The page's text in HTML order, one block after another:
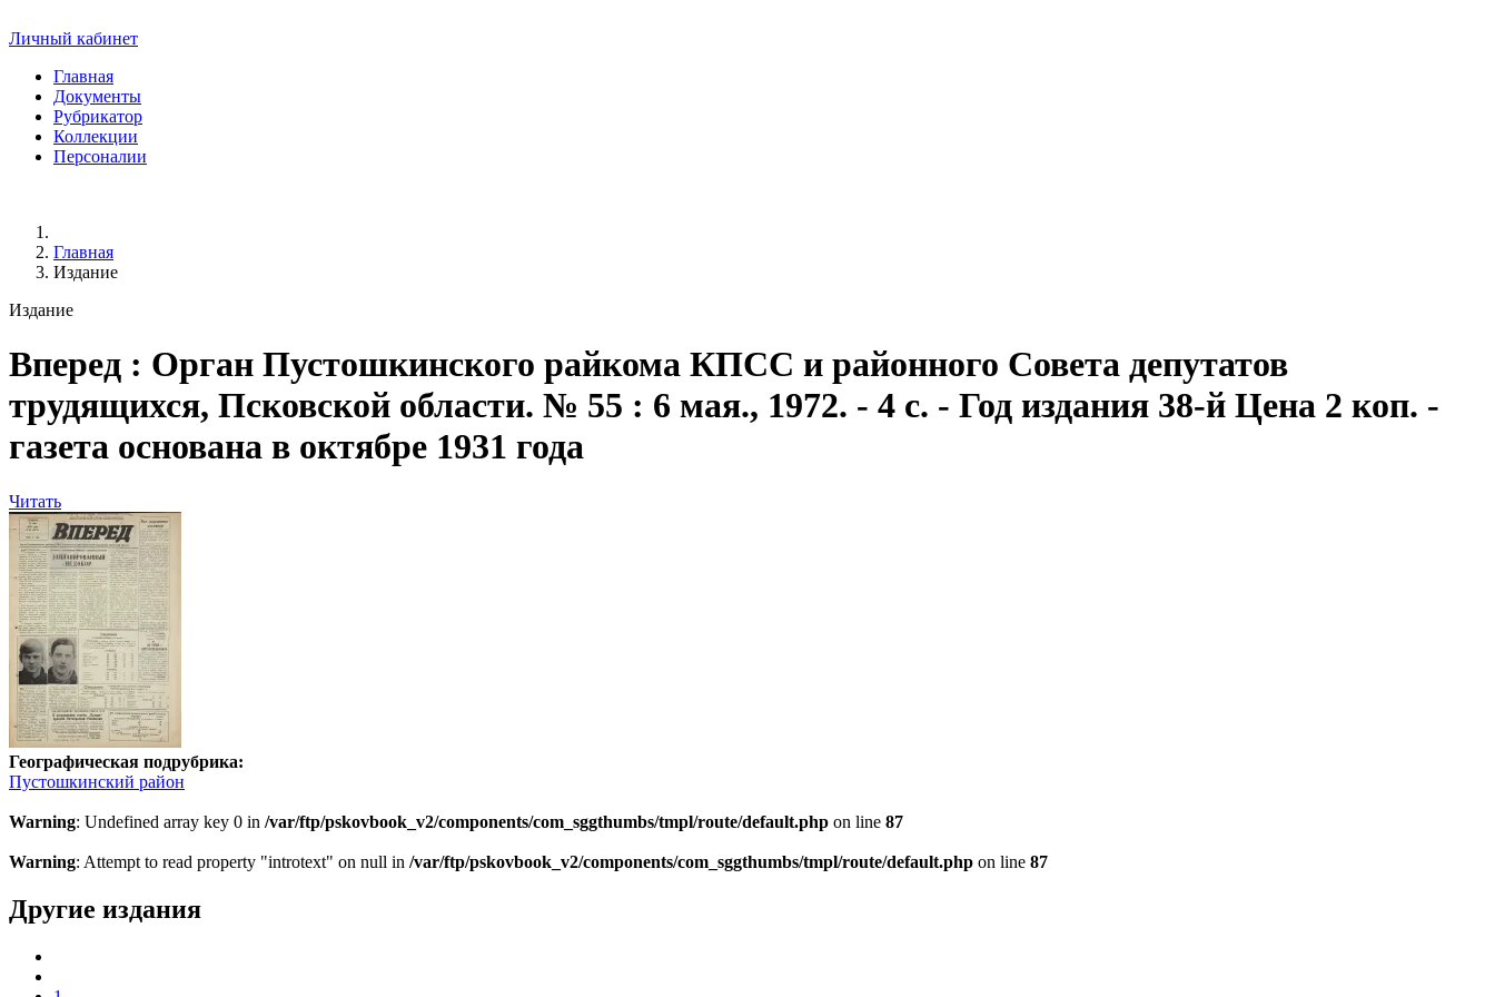
Личный кабинет
Главная
Документы
Рубрикатор
Коллекции
Персоналии
Главная
Издание
Издание
Вперед : Орган Пустошкинского райкома КПСС и районного Совета депутатов
трудящихся, Псковской области. № 55 : 6 мая., 1972. - 4 с. - Год издания 38-й Цена 2 коп. -
газета основана в октябре 1931 года
Читать
Географическая подрубрика:
Пустошкинский район
Warning: Undefined array key 0 in /var/ftp/pskovbook_v2/components/com_sggthumbs/tmpl/route/default.php on line 87
Warning: Attempt to read property "introtext" on null in /var/ftp/pskovbook_v2/components/com_sggthumbs/tmpl/route/default.php on line 87
Другие издания